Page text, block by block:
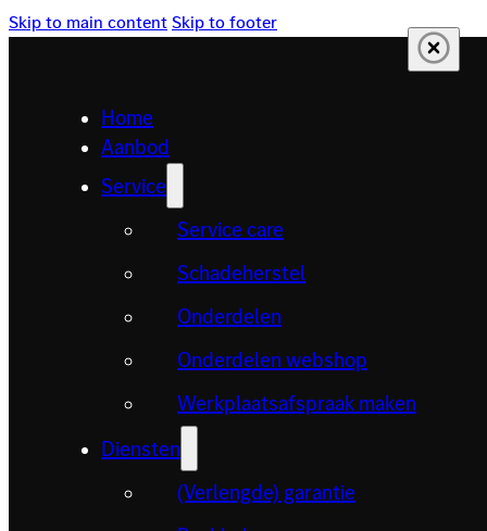
Skip to main contentSkip to footer
Home
Aanbod
Service
Service care
Schadeherstel
Onderdelen
Onderdelen webshop
Werkplaatsafspraak maken
Diensten
(Verlengde) garantie